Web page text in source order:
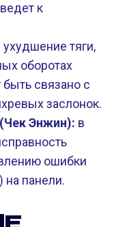
к
ухудшение тяги,
оборотах
быть связано с
заслонок.
Энжин): в
ошибки
на панели.